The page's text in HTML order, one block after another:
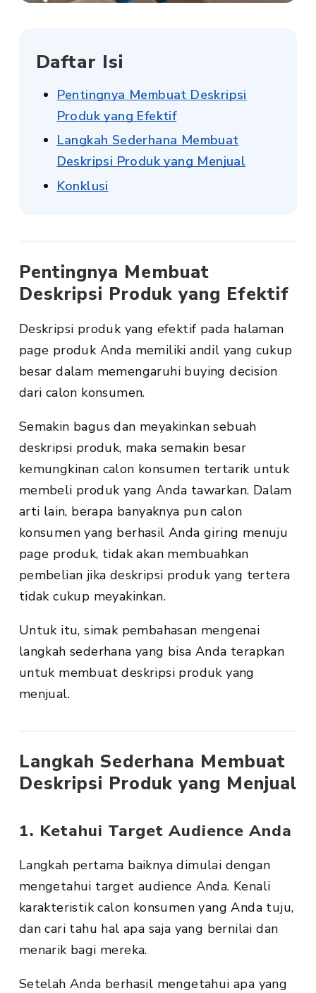
Daftar Isi
Pentingnya Membuat Deskripsi
Produk yang Efektif
Langkah Sederhana Membuat
Deskripsi Produk yang Menjual
Konklusi
Pentingnya Membuat
Deskripsi Produk yang Efektif
Deskripsi produk yang efektif pada halaman
page produk Anda memiliki andil yang cukup
besar dalam memengaruhi buying decision
dari calon konsumen.
Semakin bagus dan meyakinkan sebuah
deskripsi produk, maka semakin besar
kemungkinan calon konsumen tertarik untuk
membeli produk yang Anda tawarkan. Dalam
arti lain, berapa banyaknya pun calon
konsumen yang berhasil Anda giring menuju
page produk, tidak akan membuahkan
pembelian jika deskripsi produk yang tertera
tidak cukup meyakinkan.
Untuk itu, simak pembahasan mengenai
langkah sederhana yang bisa Anda terapkan
untuk membuat deskripsi produk yang
menjual.
Langkah Sederhana Membuat
Deskripsi Produk yang Menjual
1. Ketahui Target Audience Anda
Langkah pertama baiknya dimulai dengan
mengetahui target audience Anda. Kenali
karakteristik calon konsumen yang Anda tuju,
dan cari tahu hal apa saja yang bernilai dan
menarik bagi mereka.
Setelah Anda berhasil mengetahui apa yang